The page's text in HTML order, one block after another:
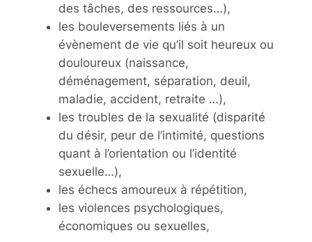
des tâches, des ressources…),
les bouleversements liés à un
évènement de vie qu’il soit heureux ou
douloureux (naissance,
déménagement, séparation, deuil,
maladie, accident, retraite …),
les troubles de la sexualité (disparité
du désir, peur de l’intimité, questions
quant à l’orientation ou l’identité
sexuelle…),
les échecs amoureux à répétition,
les violences psychologiques,
économiques ou sexuelles,